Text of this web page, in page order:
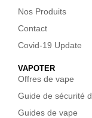
Nos Produits
Contact
Covid-19 Update
VAPOTER
Offres de vape
Guide de sécurité
Guides de vape